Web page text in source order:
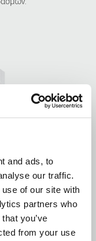
and ads, to
our traffic.
of our site with
partners who
you’ve
from your use